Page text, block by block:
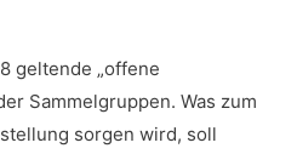
geltende „offene
Sammelgruppen. Was zum
sorgen wird, soll